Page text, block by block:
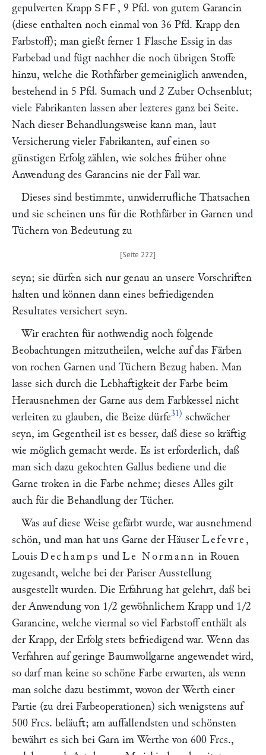
gepulverten Krapp SFF , 9 Pfd. von gutem Garancin
(diese enthalten noch einmal von 36 Pfd. Krapp den
Farbstoff); man gießt ferner 1 Flasche Essig in das
Farbebad und fügt nachher die noch übrigen Stoffe
hinzu, welche die Rothfärber gemeiniglich anwenden,
bestehend in 5 Pfd. Sumach und 2 Zuber Ochsenblut;
viele Fabrikanten lassen aber lezteres ganz bei Seite.
Nach dieser Behandlungsweise kann man, laut
Versicherung vieler Fabrikanten, auf einen so
günstigen Erfolg zählen, wie solches früher ohne
Anwendung des Garancins nie der Fall war.
Dieses sind bestimmte, unwiderrufliche Thatsachen
und sie scheinen uns für die Rothfärber in Garnen und
Tüchern von Bedeutung zu
seyn; sie dürfen sich nur genau an unsere Vorschriften
halten und können dann eines befriedigenden
Resultates versichert seyn.
Wir erachten für nothwendig noch folgende
Beobachtungen mitzutheilen, welche auf das Färben
von rochen Garnen und Tüchern Bezug haben. Man
lasse sich durch die Lebhaftigkeit der Farbe beim
Herausnehmen der Garne aus dem Farbkessel nicht
verleiten zu glauben, die Beize dürfe31) schwächer
seyn, im Gegentheil ist es besser, daß diese so kräftig
wie möglich gemacht werde. Es ist erforderlich, daß
man sich dazu gekochten Gallus bediene und die
Garne troken in die Farbe nehme; dieses Alles gilt
auch für die Behandlung der Tücher.
Was auf diese Weise gefärbt wurde, war ausnehmend
schön, und man hat uns Garne der Häuser Lefevre ,
Louis Dechamps undLe Normann in Rouen
zugesandt, welche bei der Pariser Ausstellung
ausgestellt wurden. Die Erfahrung hat gelehrt, daß bei
der Anwendung von 1/2 gewöhnlichem Krapp und 1/2
Garancine, welche viermal so viel Farbstoff enthält als
der Krapp, der Erfolg stets befriedigend war. Wenn das
Verfahren auf geringe Baumwollgarne angewendet wird,
so darf man keine so schöne Farbe erwarten, als wenn
man solche dazu bestimmt, wovon der Werth einer
Partie (zu drei Farbeoperationen) sich wenigstens auf
500 Frcs. beläuft; am auffallendsten und schönsten
bewährt es sich bei Garn im Werthe von 600 Frcs.,